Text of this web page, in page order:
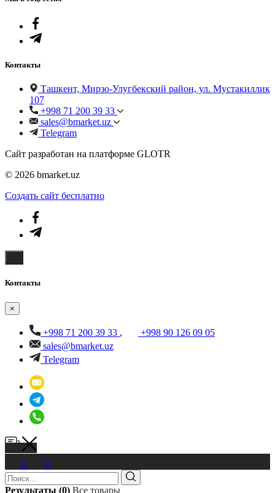
Контакты
Ташкент, Мирзо-Улугбекский район, ул. Мустакиллик
107
+998 71 200 39 33
sales@bmarket.uz
Telegram
Сайт разработан на платформе GLOTR
© 2026 bmarket.uz
Создать cайт бесплатно
Контакты
×
+998 71 200 39 33 ,
+998 90 126 09 05
sales@bmarket.uz
Telegram
0 0
Результаты (0) Все товары